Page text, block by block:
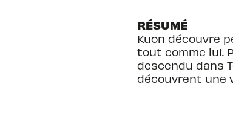
RÉSUMÉ
Kuon découvre
tout comme lui.
descendu dans
découvrent une